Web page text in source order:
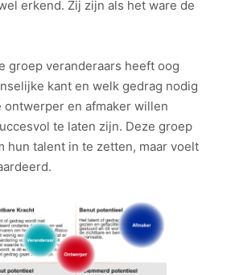
erkend. Zij zijn als het ware de
groep veranderaars heeft oog
kant en welk gedrag nodig
ontwerper en afmaker willen
te laten zijn. Deze groep
hun talent in te zetten, maar voelt